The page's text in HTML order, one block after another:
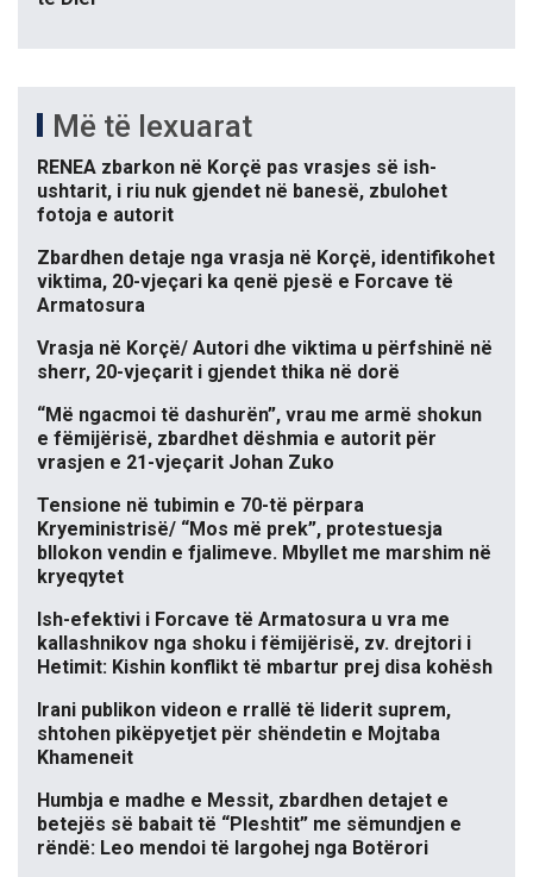
Më të lexuarat
RENEA zbarkon në Korçë pas vrasjes së ish-
ushtarit, i riu nuk gjendet në banesë, zbulohet
fotoja e autorit
Zbardhen detaje nga vrasja në Korçë, identifikohet
viktima, 20-vjeçari ka qenë pjesë e Forcave të
Armatosura
Vrasja në Korçë/ Autori dhe viktima u përfshinë në
sherr, 20-vjeçarit i gjendet thika në dorë
“Më ngacmoi të dashurën”, vrau me armë shokun
e fëmijërisë, zbardhet dëshmia e autorit për
vrasjen e 21-vjeçarit Johan Zuko
Tensione në tubimin e 70-të përpara
Kryeministrisë/ “Mos më prek”, protestuesja
bllokon vendin e fjalimeve. Mbyllet me marshim në
kryeqytet
Ish-efektivi i Forcave të Armatosura u vra me
kallashnikov nga shoku i fëmijërisë, zv. drejtori i
Hetimit: Kishin konflikt të mbartur prej disa kohësh
Irani publikon videon e rrallë të liderit suprem,
shtohen pikëpyetjet për shëndetin e Mojtaba
Khameneit
Humbja e madhe e Messit, zbardhen detajet e
betejës së babait të “Pleshtit” me sëmundjen e
rëndë: Leo mendoi të largohej nga Botërori